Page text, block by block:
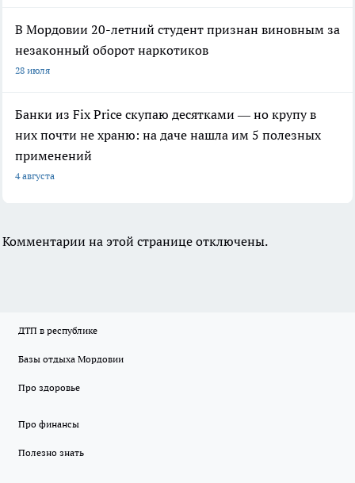
В Мордовии 20-летний студент признан виновным за
незаконный оборот наркотиков
28 июля
Банки из Fix Price скупаю десятками — но крупу в
них почти не храню: на даче нашла им 5 полезных
применений
4 августа
Комментарии на этой странице отключены.
ДТП в республике
Базы отдыха Мордовии
Про здоровье
Про финансы
Полезно знать